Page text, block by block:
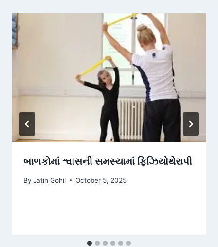
બાળકોમાં શ્વાસની સમસ્યામાં ફિઝિયોથેરાપી
By Jatin Gohil October 5, 2025